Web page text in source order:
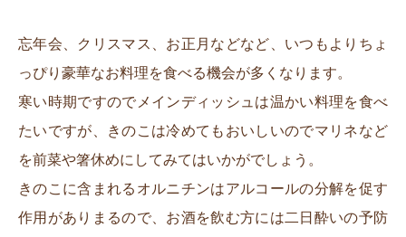
忘年会、クリスマス、お正月などなど、いつもよりちょ
っぴり豪華なお料理を食べる機会が多くなります。
寒い時期ですのでメインディッシュは温かい料理を食べ
たいですが、きのこは冷めてもおいしいのでマリネなど
を前菜や箸休めにしてみてはいかがでしょう。
きのこに含まれるオルニチンはアルコールの分解を促す
作用がありまるので、お酒を飲む方には二日酔いの予防